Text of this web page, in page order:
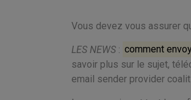
Vous devez vous assurer
LES NEWS : comment
savoir plus sur le sujet,
email sender provider